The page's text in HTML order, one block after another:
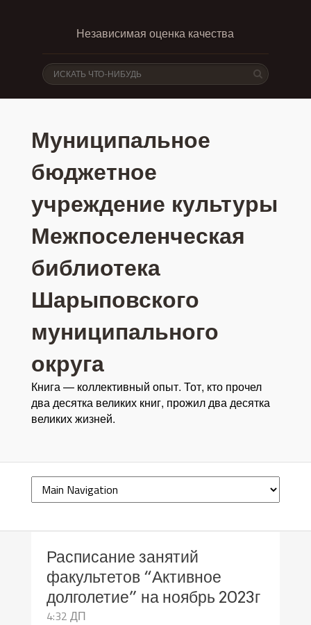
Независимая оценка качества
Муниципальное
бюджетное
учреждение культуры
Межпоселенческая
библиотека
Шарыповского
муниципального
округа
Книга — коллективный опыт. Тот, кто прочел
два десятка великих книг, прожил два десятка
великих жизней.
Расписание занятий
факультетов “Активное
долголетие” на ноябрь 2023г
4:32 ДП